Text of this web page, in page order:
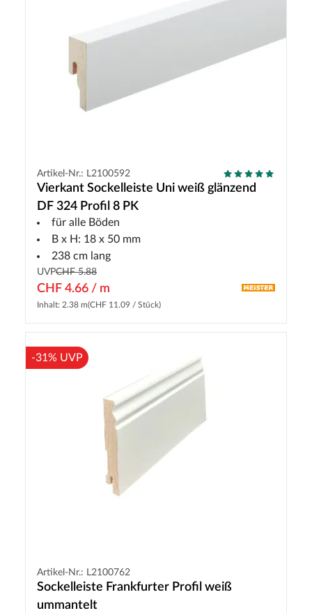
Artikel-Nr.: L2100592
Vierkant Sockelleiste Uni weiß glänzend
DF 324 Profil 8 PK
für alle Böden
B x H: 18 x 50 mm
238 cm lang
UVPCHF 5.88
CHF 4.66 / m
Inhalt: 2.38 m(CHF 11.09 / Stück)
-31% UVP
Artikel-Nr.: L2100762
Sockelleiste Frankfurter Profil weiß
ummantelt